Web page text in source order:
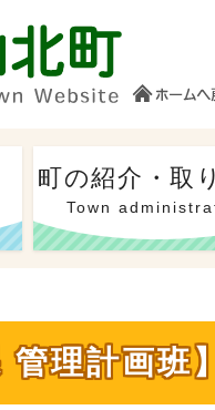
町の紹介・取
Town
管理計画班